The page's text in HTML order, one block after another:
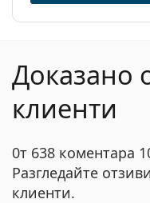
Доказано
клиенти
0т 638 коментара
Разгледайте
клиенти.